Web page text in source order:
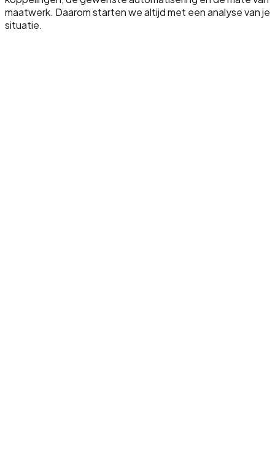
maatwerk. Daarom starten we altijd met een analyse van je
situatie.